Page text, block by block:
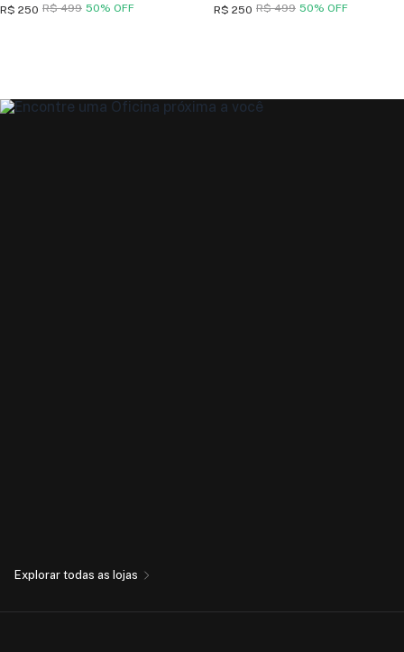
R$ 250 50% OFF
R$ 499 R$ 250 50% OFF
R$ 499
Explorar todas as lojas